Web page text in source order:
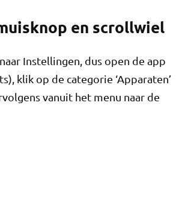
en scrollwiel
Instellingen, dus open de app
klik op de categorie ‘Apparaten’
vanuit het menu naar de